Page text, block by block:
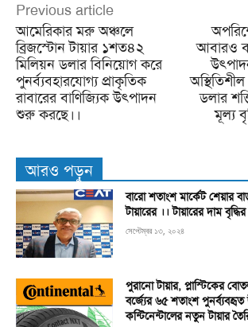
Previous article
আমেরিকার মরু অঞ্চলে
ব্রিজস্টোন টায়ার ১শত৪২
মিলিয়ন ডলার বিনিয়োগ করে
পুনর্ব্যবহারযোগ্য প্রাকৃতিক
রাবারের বাণিজ্যিক উৎপাদন
শুরু করছে।।
আবারও
অস্থিতিশীল
ডলার
মূল্য
আরও পড়ুন
বারো শতাংশ মার্কেট শেয়ার
টায়ারের ।। টায়ারের দাম
সেপ্টেম্বর ১৩, ২০২৪
পুরানো টায়ার, প্লাস্টিকের
বর্জ্যের ৬৫ শতাংশ
কন্টিনেন্টালের নতুন টায়ার